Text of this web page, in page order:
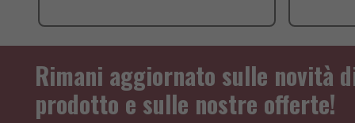
Rimani aggiornato sulle novità
prodotto e sulle nostre offerte!